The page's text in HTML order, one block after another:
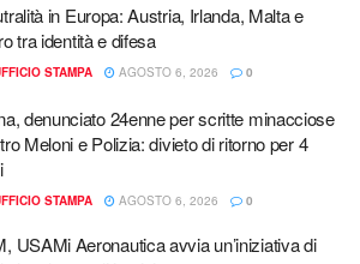
in Europa: Austria, Irlanda, Malta e
tra identità e difesa
STAMPA AGOSTO 6, 2026 0
denunciato 24enne per scritte minacciose
Meloni e Polizia: divieto di ritorno per 4
STAMPA AGOSTO 6, 2026 0
USAMi Aeronautica avvia un’iniziativa di